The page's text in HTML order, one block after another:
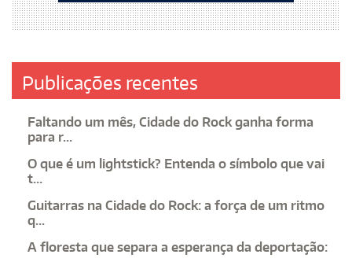
Publicações recentes
Faltando um mês, Cidade do Rock ganha forma
para r...
O que é um lightstick? Entenda o símbolo que vai
t...
Guitarras na Cidade do Rock: a força de um ritmo
q...
A floresta que separa a esperança da deportação: